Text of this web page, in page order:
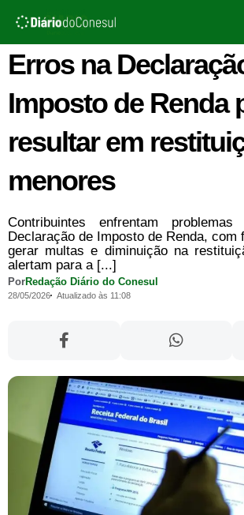
para
conteúdo
Erros na
Imposto de Renda
resultar em
menores
Contribuintes enfrentam
Declaração de Imposto de Renda, com
gerar multas e diminuição na
alertam para a [...]
PorRedação Diário do Conesul
28/05/2026 Atualizado às 11:08